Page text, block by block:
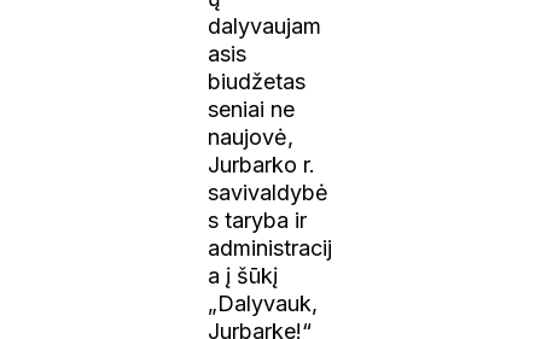
dalyvaujam
asis
biudžetas
seniai ne
naujovė,
Jurbarko r.
savivaldybė
s taryba ir
administracij
a į šūkį
„Dalyvauk,
Jurbarke!“